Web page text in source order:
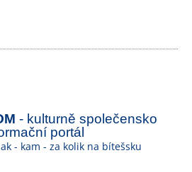
- kulturně společensko
portál
- kam - za kolik na bítešsku